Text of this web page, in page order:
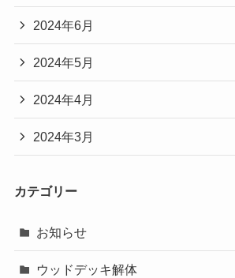
2024年6月
2024年5月
2024年4月
2024年3月
カテゴリー
お知らせ
ウッドデッキ解体